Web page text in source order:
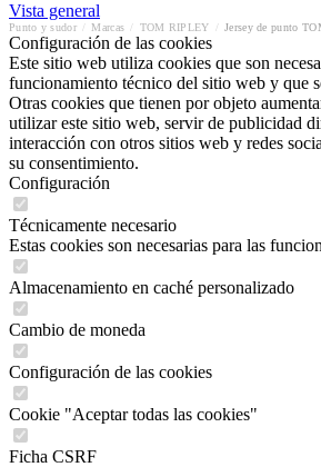
Vista general
Punto y sudor Marcas TOM RIPLEY Jersey de punto
Configuración de las cookies
Este sitio web utiliza cookies que son
funcionamiento técnico del sitio web y que
Otras cookies que tienen por objeto
utilizar este sitio web, servir de publicidad
interacción con otros sitios web y redes
su consentimiento.
Configuración
Técnicamente necesario
Estas cookies son necesarias para las
Almacenamiento en caché personalizado
Cambio de moneda
Configuración de las cookies
Cookie "Aceptar todas las cookies"
Ficha CSRF